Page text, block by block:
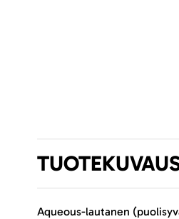
Aqueous-lautanen